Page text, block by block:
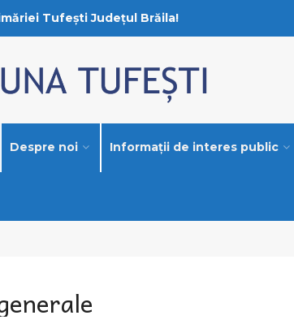
Tufești Județul Brăila!
Despre noi Informații de interes public